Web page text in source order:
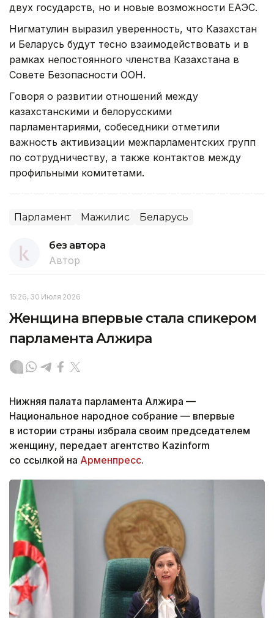
двух государств, но и новые возможности ЕАЭС.
Нигматулин выразил уверенность, что Казахстан
и Беларусь будут тесно взаимодействовать и в
рамках непостоянного членства Казахстана в
Совете Безопасности ООН.
Говоря о развитии отношений между
казахстанскими и белорусскими
парламентариями, собеседники отметили
важность активизации межпарламентских групп
по сотрудничеству, а также контактов между
профильными комитетами.
Парламент Мажилис Беларусь
без автора
Автор
15:26, 30 Июля 2026
Женщина впервые стала спикером
парламента Алжира
Нижняя палата парламента Алжира —
Национальное народное собрание — впервые
в истории страны избрала своим председателем
женщину, передает агентство Kazinform
со ссылкой на Арменпресс.